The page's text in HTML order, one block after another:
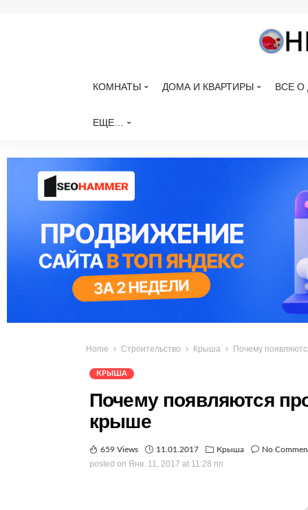
КОМНАТЫ ДОМА И КВАРТИРЫ ВСЕ О
ЕЩЕ…
Home Строительство Крыша Почему
КРЫША
Почему появляются
крыше
659 Views 11.01.2017 Крыша No
posted on Янв. 11, 2017 at 11:28 пп